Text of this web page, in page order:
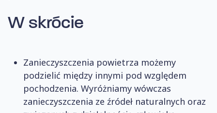
W skrócie
Zanieczyszczenia powietrza możemy
podzielić między innymi pod względem
pochodzenia. Wyróżniamy wówczas
zanieczyszczenia ze źródeł naturalnych oraz